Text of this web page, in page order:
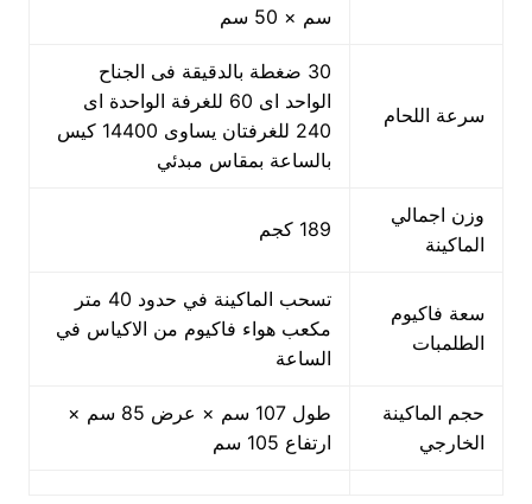
سم × 50 سم
سرعة اللحام
30 ضغطة بالدقيقة فى الجناح
الواحد اى 60 للغرفة الواحدة اى
240 للغرفتان يساوى 14400 كيس
بالساعة بمقاس مبدئي
وزن اجمالي
الماكينة
189 كجم
سعة فاكيوم
الطلمبات
تسحب الماكينة في حدود 40 متر
مكعب هواء فاكيوم من الاكياس في
الساعة
حجم الماكينة
الخارجي
طول 107 سم × عرض 85 سم ×
ارتفاع 105 سم